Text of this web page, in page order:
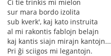
Ĉi tie trinkis mi mielon
sur mara bordo izolita
sub kverk', kaj kato instruita
al mi rakontis fablojn belajn
kaj kantis siajn mirajn kantojn...
Pri ĝi sciigos mi legantojn.